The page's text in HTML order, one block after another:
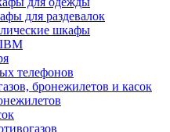
для раздевалок
шкафы
телефонов
бронежилетов и касок